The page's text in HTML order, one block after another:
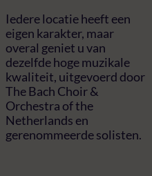
Iedere locatie heeft een
eigen karakter, maar
overal geniet u van
dezelfde hoge muzikale
kwaliteit, uitgevoerd door
The Bach Choir &
Orchestra of the
Netherlands en
gerenommeerde solisten.